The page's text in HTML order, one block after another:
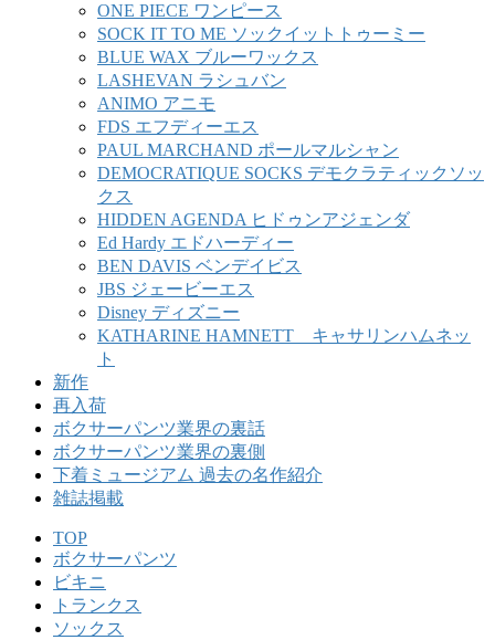
ONE PIECE ワンピース
SOCK IT TO ME ソックイットトゥーミー
BLUE WAX ブルーワックス
LASHEVAN ラシュバン
ANIMO アニモ
FDS エフディーエス
PAUL MARCHAND ポールマルシャン
DEMOCRATIQUE SOCKS デモクラティックソッ
クス
HIDDEN AGENDA ヒドゥンアジェンダ
Ed Hardy エドハーディー
BEN DAVIS ベンデイビス
JBS ジェービーエス
Disney ディズニー
KATHARINE HAMNETT キャサリンハムネッ
ト
新作
再入荷
ボクサーパンツ業界の裏話
ボクサーパンツ業界の裏側
下着ミュージアム 過去の名作紹介
雑誌掲載
TOP
ボクサーパンツ
ビキニ
トランクス
ソックス